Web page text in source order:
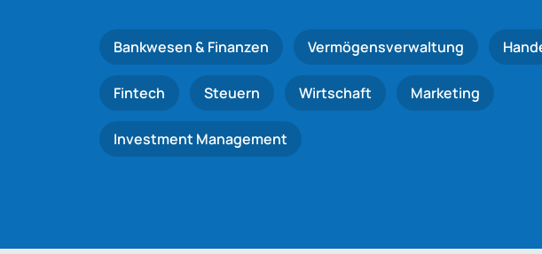
Bankwesen & Finanzen Vermögensverwaltung
Fintech Steuern Wirtschaft Marketing
Investment Management